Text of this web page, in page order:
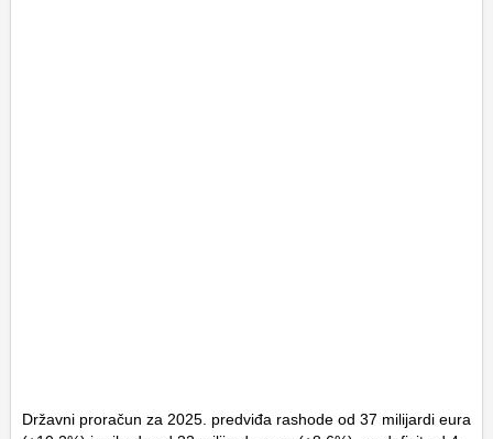
Državni proračun za 2025. predviđa rashode od 37 milijardi eura